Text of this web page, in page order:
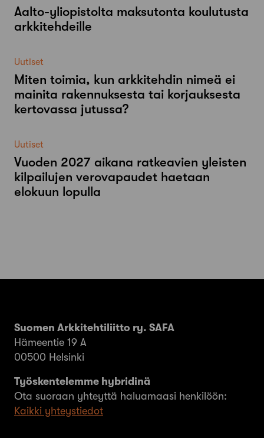
Aalto-​yliopistolta maksutonta koulutusta
arkkitehdeille
Uutiset
Miten toimia, kun arkkitehdin nimeä ei
mainita rakennuksesta tai korjauksesta
kertovassa jutussa?
Uutiset
Vuoden 2027 aikana ratkeavien yleisten
kilpailujen verovapaudet haetaan
elokuun lopulla
Suomen Arkkitehtiliitto ry. SAFA
Hämeentie 19 A
00500 Helsinki
Työskentelemme hybridinä
Ota suoraan yhteyttä haluamaasi henkilöön:
Kaikki yhteystiedot